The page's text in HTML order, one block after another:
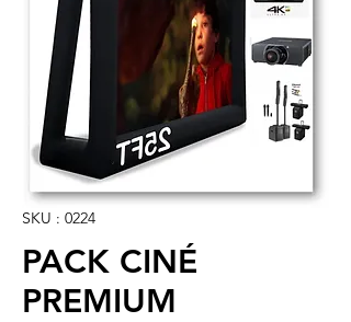
SKU : 0224
PACK CINÉ
PREMIUM